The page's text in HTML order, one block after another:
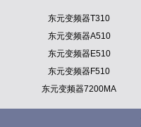
东元变频器T310
东元变频器A510
东元变频器E510
东元变频器F510
东元变频器7200MA